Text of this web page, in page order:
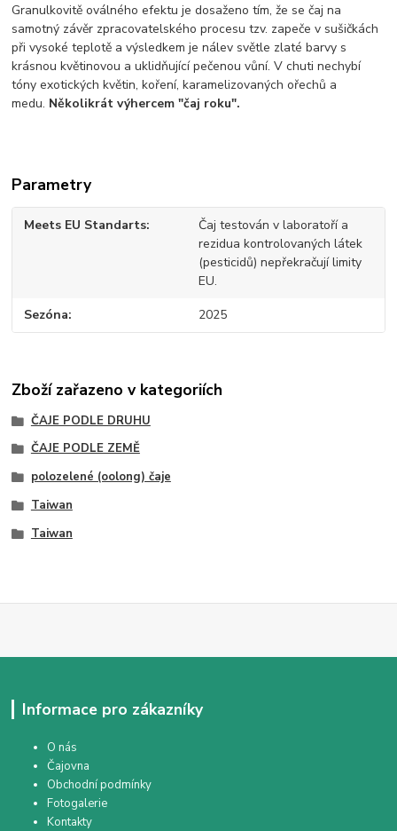
Granulkovitě oválného efektu je dosaženo tím, že se čaj na
samotný závěr zpracovatelského procesu tzv. zapeče v sušičkách
při vysoké teplotě a výsledkem je nálev světle zlaté barvy s
krásnou květinovou a uklidňující pečenou vůní. V chuti nechybí
tóny exotických květin, koření, karamelizovaných ořechů a
medu. Několikrát výhercem "čaj roku".
Parametry
Meets EU Standarts
Čaj testován v laboratoří a
rezidua kontrolovaných látek
(pesticidů) nepřekračují limity
EU.
Sezóna 2025
Zboží zařazeno v kategoriích
ČAJE PODLE DRUHU
ČAJE PODLE ZEMĚ
polozelené (oolong) čaje
Taiwan
Taiwan
Informace pro zákazníky
O nás
Čajovna
Obchodní podmínky
Fotogalerie
Kontakty